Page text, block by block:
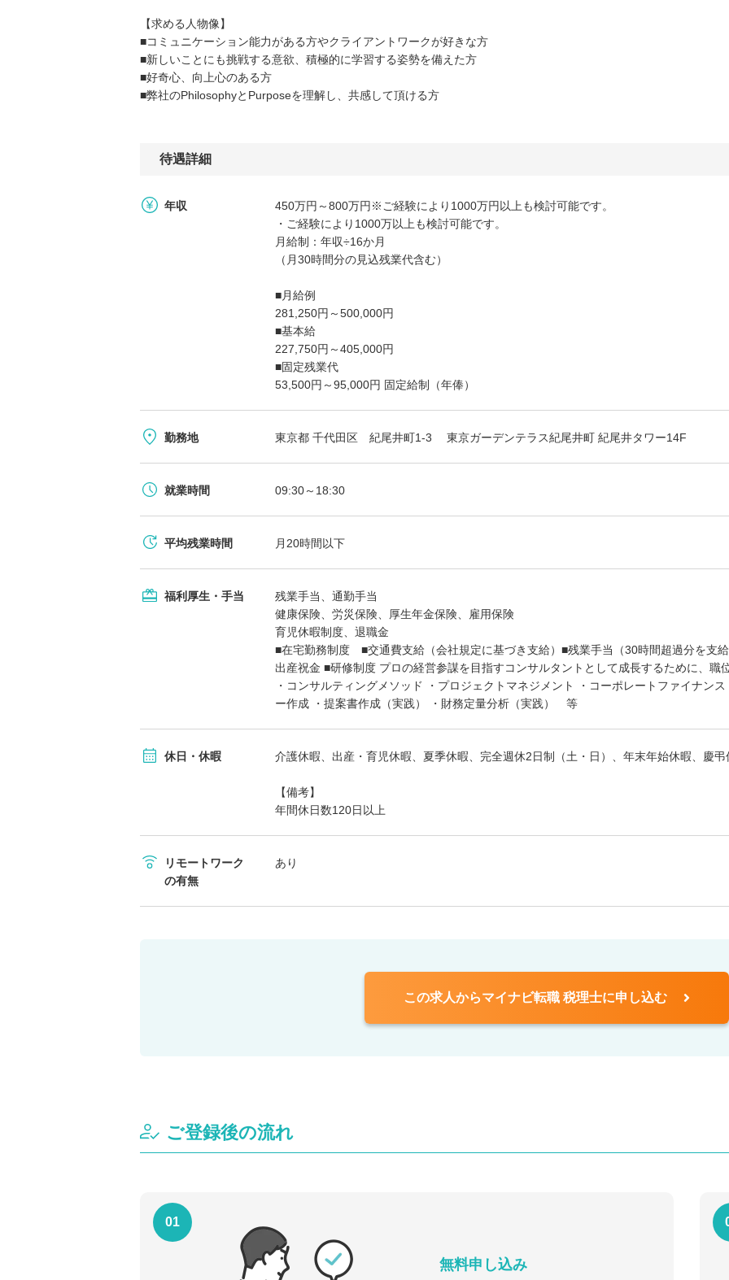
【求める人物像】
■コミュニケーション能力がある方やクライアントワークが好きな方
■新しいことにも挑戦する意欲、積極的に学習する姿勢を備えた方
■好奇心、向上心のある方
■弊社のPhilosophyとPurposeを理解し、共感して頂ける方
待遇詳細
年収
450万円～800万円※ご経験により1000万円以上も検討可能です。
・ご経験により1000万以上も検討可能です。
月給制：年収÷16か月
（月30時間分の見込残業代含む）
■月給例
281,250円～500,000円
■基本給
227,750円～405,000円
■固定残業代
53,500円～95,000円 固定給制（年俸）
勤務地 東京都 千代田区 紀尾井町1-3 東京ガーデンテラス紀尾井町 紀尾井タワー14F
就業時間 09:30～18:30
平均残業時間 月20時間以下
福利厚生・手当
残業手当、通勤手当
健康保険、労災保険、厚生年金保険、雇用保険
育児休暇制度、退職金
■在宅勤務制度 ■交通費支給（会社規定に基づき支給）■残業手当（30時間超過分を支
出産祝金 ■研修制度 プロの経営参謀を目指すコンサルタントとして成長するために、職
・コンサルティングメソッド ・プロジェクトマネジメント ・コーポレートファイナン
ー作成 ・提案書作成（実践） ・財務定量分析（実践） 等
休日・休暇 介護休暇、出産・育児休暇、夏季休暇、完全週休2日制（土・日）、年末年始休暇、慶
【備考】
年間休日数120日以上
リモートワーク
の有無
あり
この求人からマイナビ転職 税理士に申し込む
ご登録後の流れ
01
無料申し込み